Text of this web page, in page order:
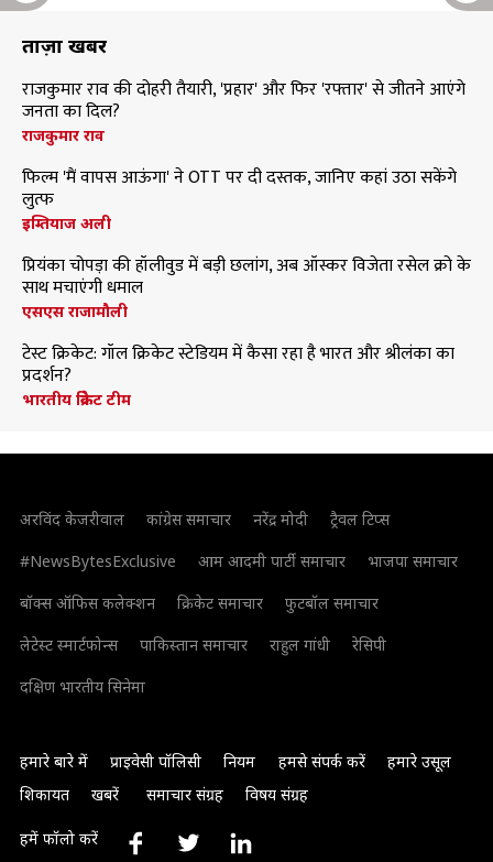
ताज़ा खबरें
राजकुमार राव की दोहरी तैयारी, 'प्रहार' और फिर 'रफ्तार' से जीतने आएंगे
जनता का दिल?
राजकुमार राव
फिल्म 'मैं वापस आऊंगा' ने OTT पर दी दस्तक, जानिए कहां उठा सकेंगे
लुत्फ
इम्तियाज अली
प्रियंका चोपड़ा की हॉलीवुड में बड़ी छलांग, अब ऑस्कर विजेता रसेल क्रो के
साथ मचाएंगी धमाल
एसएस राजामौली
टेस्ट क्रिकेट: गॉल क्रिकेट स्टेडियम में कैसा रहा है भारत और श्रीलंका का
प्रदर्शन?
भारतीय क्रिकेट टीम
अरविंद केजरीवाल कांग्रेस समाचार नरेंद्र मोदी
ट्रैवल टिप्स
#NewsBytesExclusive
आम आदमी पार्टी समाचार
भाजपा समाचार
बॉक्स ऑफिस कलेक्शन
क्रिकेट समाचार
फुटबॉल समाचार
लेटेस्ट स्मार्टफोन्स
पाकिस्तान समाचार राहुल गांधी
रेसिपी
दक्षिण भारतीय सिनेमा
हमारे बारे में प्राइवेसी पॉलिसी नियम हमसे संपर्क करें
हमारे उसूल
शिकायत
खबरें समाचार संग्रह विषय संग्रह
हमें फॉलो करें